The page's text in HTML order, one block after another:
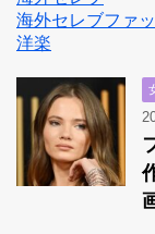
海外セレブファ
洋楽